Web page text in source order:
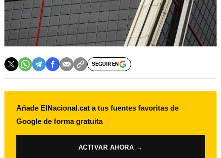
SEGUIR EN
Añade ElNacional.cat a tus fuentes favoritas de
Google de forma gratuita
ACTIVAR AHORA →